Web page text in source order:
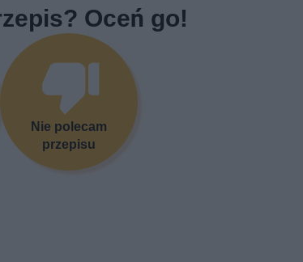
Oceń go!
Nie polecam
przepisu